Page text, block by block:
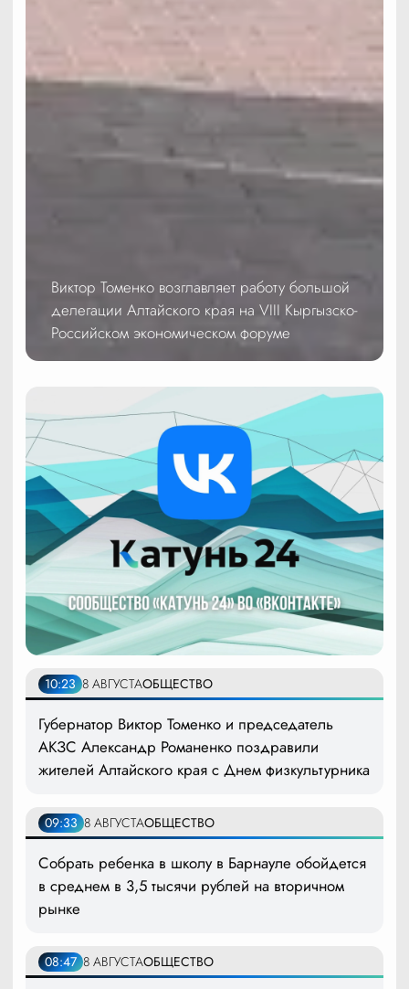
Виктор Томенко возглавляет работу большой
делегации Алтайского края на VIII Кыргызско-
Российском экономическом форуме
10:23 8 АВГУСТАОБЩЕСТВО
Губернатор Виктор Томенко и председатель
АКЗС Александр Романенко поздравили
жителей Алтайского края с Днем физкультурника
09:33 8 АВГУСТАОБЩЕСТВО
Собрать ребенка в школу в Барнауле обойдется
в среднем в 3,5 тысячи рублей на вторичном
рынке
08:47 8 АВГУСТАОБЩЕСТВО